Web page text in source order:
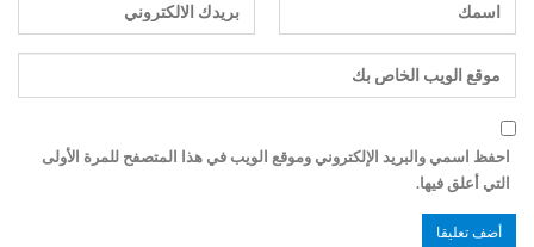
احفظ اسمي والبريد الإلكتروني وموقع الويب في هذا المتصفح للمرة الأولى
التي أعلق فيها.